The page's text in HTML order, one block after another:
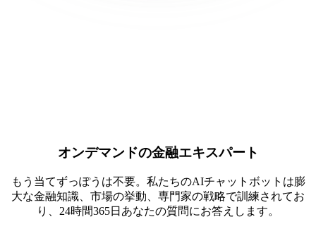
オンデマンドの金融エキスパート
もう当てずっぽうは不要。私たちのAIチャットボットは膨
大な金融知識、市場の挙動、専門家の戦略で訓練されてお
り、24時間365日あなたの質問にお答えします。